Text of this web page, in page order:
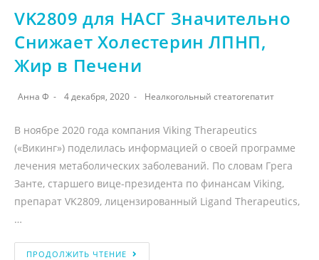
VK2809 для НАСГ Значительно
Снижает Холестерин ЛПНП,
Жир в Печени
Анна Ф 4 декабря, 2020 Неалкогольный стеатогепатит
В ноябре 2020 года компания Viking Therapeutics
(«Викинг») поделилась информацией о своей программе
лечения метаболических заболеваний. По словам Грега
Занте, старшего вице-президента по финансам Viking,
препарат VK2809, лицензированный Ligand Therapeutics,
…
ПРОДОЛЖИТЬ ЧТЕНИЕ